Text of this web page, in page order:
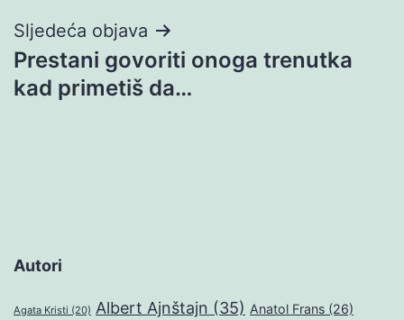
Sljedeća objava
Prestani govoriti onoga trenutka
kad primetiš da…
Autori
Agata Kristi (20) Albert Ajnštajn (35) Anatol Frans (26)